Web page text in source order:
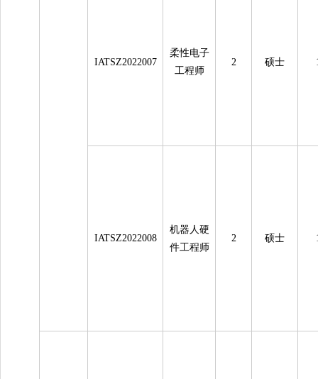
IATSZ2022007
柔性电子
工程师
2 硕士
IATSZ2022008
机器人硬
件工程师
2 硕士